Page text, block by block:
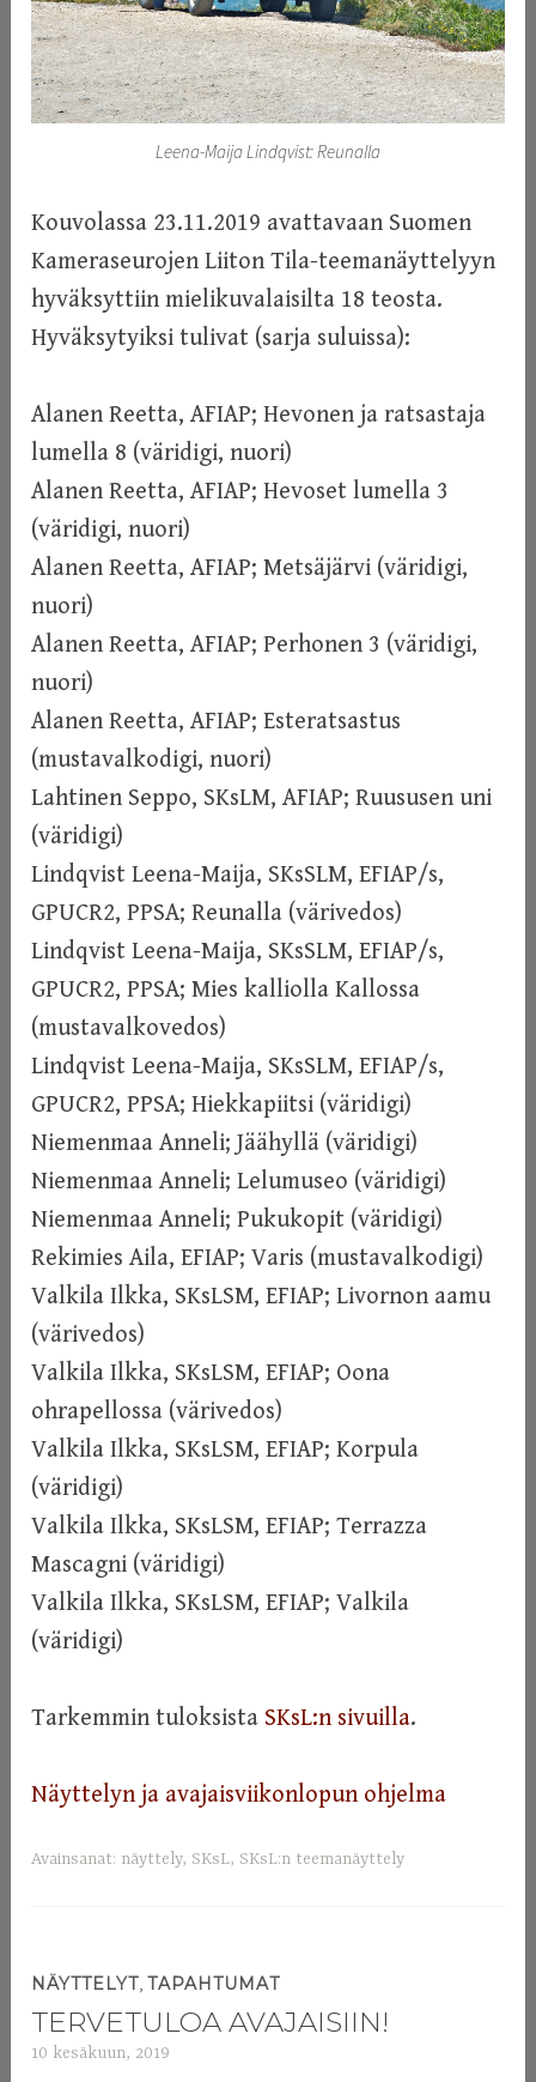
Leena-Maija Lindqvist: Reunalla
Kouvolassa 23.11.2019 avattavaan Suomen
Kameraseurojen Liiton Tila-teemanäyttelyyn
hyväksyttiin mielikuvalaisilta 18 teosta.
Hyväksytyiksi tulivat (sarja suluissa):
Alanen Reetta, AFIAP; Hevonen ja ratsastaja
lumella 8 (väridigi, nuori)
Alanen Reetta, AFIAP; Hevoset lumella 3
(väridigi, nuori)
Alanen Reetta, AFIAP; Metsäjärvi (väridigi,
nuori)
Alanen Reetta, AFIAP; Perhonen 3 (väridigi,
nuori)
Alanen Reetta, AFIAP; Esteratsastus
(mustavalkodigi, nuori)
Lahtinen Seppo, SKsLM, AFIAP; Ruususen uni
(väridigi)
Lindqvist Leena-Maija, SKsSLM, EFIAP/s,
GPUCR2, PPSA; Reunalla (värivedos)
Lindqvist Leena-Maija, SKsSLM, EFIAP/s,
GPUCR2, PPSA; Mies kalliolla Kallossa
(mustavalkovedos)
Lindqvist Leena-Maija, SKsSLM, EFIAP/s,
GPUCR2, PPSA; Hiekkapiitsi (väridigi)
Niemenmaa Anneli; Jäähyllä (väridigi)
Niemenmaa Anneli; Lelumuseo (väridigi)
Niemenmaa Anneli; Pukukopit (väridigi)
Rekimies Aila, EFIAP; Varis (mustavalkodigi)
Valkila Ilkka, SKsLSM, EFIAP; Livornon aamu
(värivedos)
Valkila Ilkka, SKsLSM, EFIAP; Oona
ohrapellossa (värivedos)
Valkila Ilkka, SKsLSM, EFIAP; Korpula
(väridigi)
Valkila Ilkka, SKsLSM, EFIAP; Terrazza
Mascagni (väridigi)
Valkila Ilkka, SKsLSM, EFIAP; Valkila
(väridigi)
Tarkemmin tuloksista SKsL:n sivuilla.
Näyttelyn ja avajaisviikonlopun ohjelma
Avainsanat: näyttely, SKsL, SKsL:n teemanäyttely
NÄYTTELYT,TAPAHTUMAT
TERVETULOA AVAJAISIIN!
10 kesäkuun, 2019